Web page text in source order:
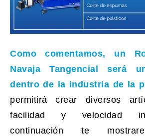
Como comentamos, un
Navaja Tangencial
será
dentro de la industria de la
permitirá crear diversos
facilidad y velocidad
continuación te